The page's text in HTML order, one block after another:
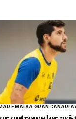
EMALSA GRAN CANARIA